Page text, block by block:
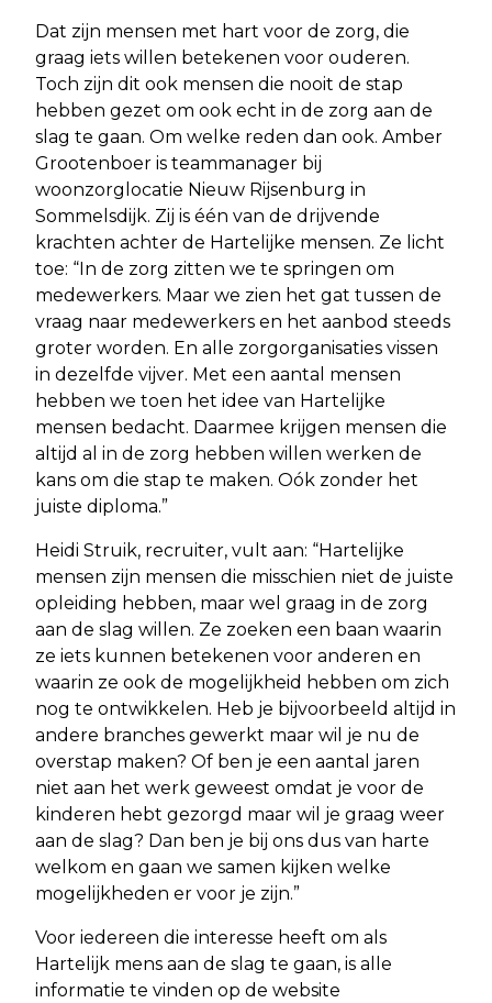
Dat zijn mensen met hart voor de zorg, die
graag iets willen betekenen voor ouderen.
Toch zijn dit ook mensen die nooit de stap
hebben gezet om ook echt in de zorg aan de
slag te gaan. Om welke reden dan ook. Amber
Grootenboer is teammanager bij
woonzorglocatie Nieuw Rijsenburg in
Sommelsdijk. Zij is één van de drijvende
krachten achter de Hartelijke mensen. Ze licht
toe: “In de zorg zitten we te springen om
medewerkers. Maar we zien het gat tussen de
vraag naar medewerkers en het aanbod steeds
groter worden. En alle zorgorganisaties vissen
in dezelfde vijver. Met een aantal mensen
hebben we toen het idee van Hartelijke
mensen bedacht. Daarmee krijgen mensen die
altijd al in de zorg hebben willen werken de
kans om die stap te maken. Oók zonder het
juiste diploma.”
Heidi Struik, recruiter, vult aan: “Hartelijke
mensen zijn mensen die misschien niet de juiste
opleiding hebben, maar wel graag in de zorg
aan de slag willen. Ze zoeken een baan waarin
ze iets kunnen betekenen voor anderen en
waarin ze ook de mogelijkheid hebben om zich
nog te ontwikkelen. Heb je bijvoorbeeld altijd in
andere branches gewerkt maar wil je nu de
overstap maken? Of ben je een aantal jaren
niet aan het werk geweest omdat je voor de
kinderen hebt gezorgd maar wil je graag weer
aan de slag? Dan ben je bij ons dus van harte
welkom en gaan we samen kijken welke
mogelijkheden er voor je zijn.”
Voor iedereen die interesse heeft om als
Hartelijk mens aan de slag te gaan, is alle
informatie te vinden op de website